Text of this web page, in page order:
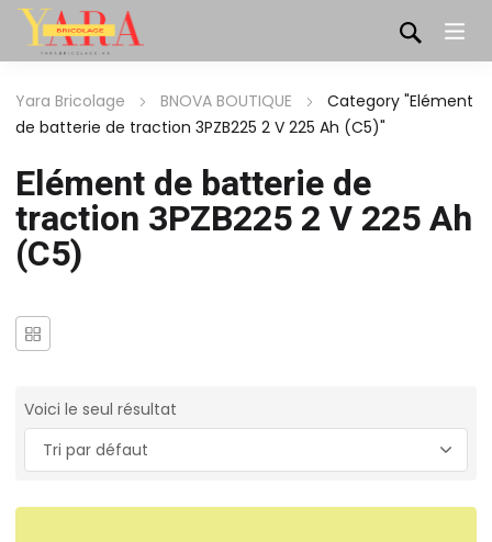
Yara Bricolage BNOVA BOUTIQUE
Category "Elément
de batterie de traction 3PZB225 2 V 225 Ah (C5)"
Elément de batterie de
traction 3PZB225 2 V 225 Ah
(C5)
Voici le seul résultat